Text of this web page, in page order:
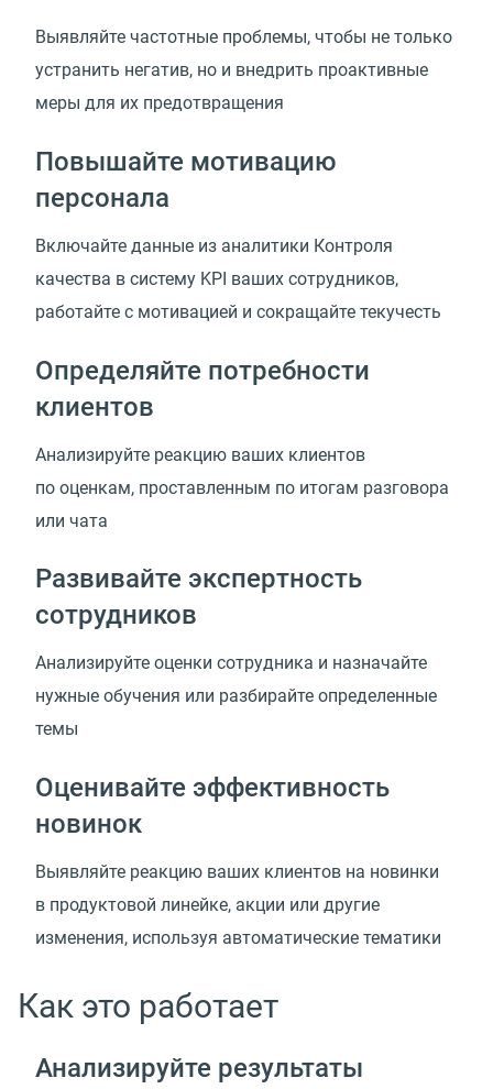
Выявляйте частотные проблемы, чтобы не только
устранить негатив, но и внедрить проактивные
меры для их предотвращения
Повышайте мотивацию
персонала
Включайте данные из аналитики Контроля
качества в систему KPI ваших сотрудников,
работайте с мотивацией и сокращайте текучесть
Определяйте потребности
клиентов
Анализируйте реакцию ваших клиентов
по оценкам, проставленным по итогам разговора
или чата
Развивайте экспертность
сотрудников
Анализируйте оценки сотрудника и назначайте
нужные обучения или разбирайте определенные
темы
Оценивайте эффективность
новинок
Выявляйте реакцию ваших клиентов на новинки
в продуктовой линейке, акции или другие
изменения, используя автоматические тематики
Как это работает
Анализируйте результаты